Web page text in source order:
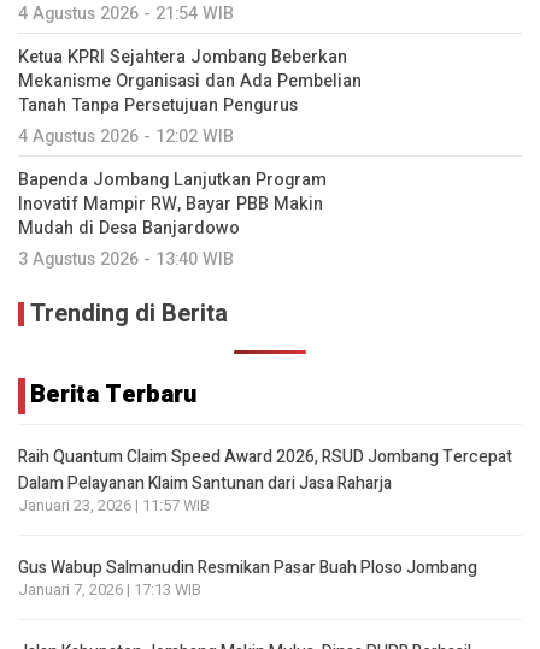
4 Agustus 2026 - 21:54 WIB
Ketua KPRI Sejahtera Jombang Beberkan
Mekanisme Organisasi dan Ada Pembelian
Tanah Tanpa Persetujuan Pengurus
4 Agustus 2026 - 12:02 WIB
Bapenda Jombang Lanjutkan Program
Inovatif Mampir RW, Bayar PBB Makin
Mudah di Desa Banjardowo
3 Agustus 2026 - 13:40 WIB
Trending di Berita
Berita Terbaru
Raih Quantum Claim Speed Award 2026, RSUD Jombang Tercepat
Dalam Pelayanan Klaim Santunan dari Jasa Raharja
Januari 23, 2026 | 11:57 WIB
Gus Wabup Salmanudin Resmikan Pasar Buah Ploso Jombang
Januari 7, 2026 | 17:13 WIB